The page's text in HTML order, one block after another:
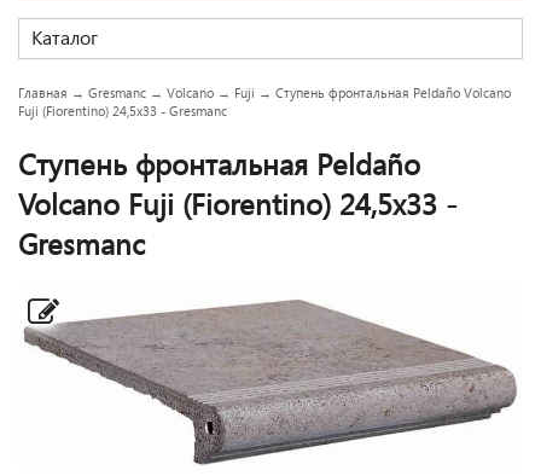
Каталог
Главная → Gresmanc → Volcano → Fuji → Ступень фронтальная Peldaño Volcano
Fuji (Fiorentino) 24,5x33 - Gresmanc
Ступень фронтальная Peldaño
Volcano Fuji (Fiorentino) 24,5x33 -
Gresmanc